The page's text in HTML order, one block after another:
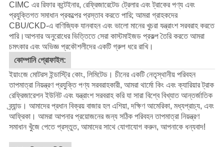
CIMC এর রিফার কন্টেইনার, রেফ্রিজারেটেড ট্রেলার এবং ট্রাকের পণ্য এবং
প্রযুক্তিগত সমাধান প্রকল্পের প্রস্তাব করতে পারি; আমরা গ্রাহকদের
CBU/CKD-এ বাণিজ্যিক যানবাহন এবং ভালো মানের খুচরা যন্ত্রাংশ সরবরাহ করতে
পারি। আপনার অনুরোধের ভিত্তিতে সেরা কাস্টমাইজড প্রকল্প তৈরি করতে আমরা
চমৎকার এবং অভিজ্ঞ প্রকৌশলীদের একটি গ্রুপ ধরে রাখি।
কোম্পানি প্রোফাইল:
ইয়াংজে মোটরস ইন্ডাস্ট্রি কোং, লিমিটেড। চীনের একটি নেতৃস্থানীয় পরিবহন
তাপমাত্রা নিয়ন্ত্রণ প্রযুক্তি পণ্য সরবরাহকারী, আমরা থার্মো কিং এবং ক্যারিয়ার ট্রাক
রেফ্রিজারেশন ইউনিট এবং যন্ত্রাংশ সরবরাহ করি যা সারা বিশ্বে বিখ্যাত আন্তর্জাতিক
ব্র্যান্ড। আমাদের প্রধান বিক্রয় বাজার হল এশিয়া, দক্ষিণ আমেরিকা, মধ্যপ্রাচ্য, এবং
আফ্রিকা। আমরা আপনার প্রয়োজনের জন্য সঠিক পরিবহন তাপমাত্রা নিয়ন্ত্রণ
সমাধান খুঁজে পেতে প্রস্তুত, আমাদের সাথে যোগাযোগ করুন, আপনাকে ধন্যবাদ!